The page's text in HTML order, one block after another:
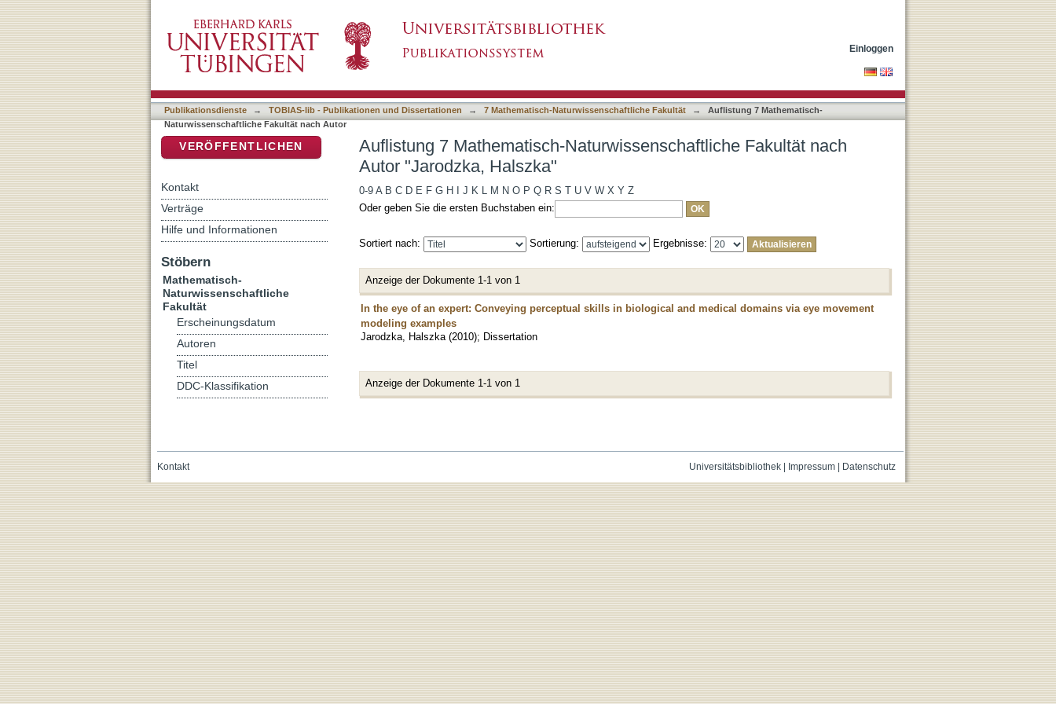
Einloggen
Publikationsdienste → TOBIAS-lib - Publikationen und Dissertationen → 7 Mathematisch-Naturwissenschaftliche Fakultät →
Auflistung 7 Mathematisch-
Naturwissenschaftliche Fakultät nach Autor
Auflistung 7 Mathematisch-Naturwissenschaftliche Fakultät nach
Autor "Jarodzka, Halszka"
0-9 A B C D E F G H J K L M N O P Q R S T U V W X Y Z
Oder geben Sie die ersten Buchstaben ein:
Sortiert nach: Sortierung: Ergebnisse:
Anzeige der Dokumente 1-1 von 1
In the eye of an expert: Conveying perceptual skills in biological and medical domains via eye movement
modeling examples
Jarodzka, Halszka (2010); Dissertation
Anzeige der Dokumente 1-1 von 1
VERÖFFENTLICHEN
Kontakt
Verträge
Hilfe und Informationen
Stöbern
Mathematisch-
Naturwissenschaftliche
Fakultät
Erscheinungsdatum
Autoren
Titel
DDC-Klassifikation
Universitätsbibliothek| Impressum| Datenschutz
Kontakt